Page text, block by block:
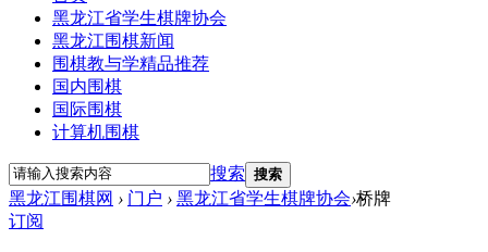
黑龙江省学生棋牌协会
黑龙江围棋新闻
围棋教与学精品推荐
国内围棋
国际围棋
计算机围棋
搜索 搜索
黑龙江围棋网 › 门户 › 黑龙江省学生棋牌协会›桥牌
订阅